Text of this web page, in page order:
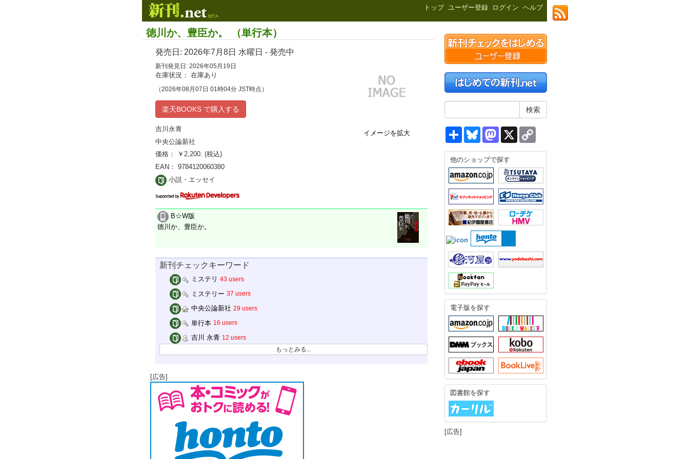
トップ ユーザー登録 ログイン ヘルプ
徳川か、豊臣か。 （単行本）
イメージを拡大
発売日: 2026年7月8日 水曜日 - 発売中
新刊発見日: 2026年05月19日
在庫状況： 在庫あり
（2026年08月07日 01時04分 JST時点）
楽天BOOKS で購入する
吉川永青
中央公論新社
価格： ￥2,200. (税込)
EAN： 9784120060380
小説・エッセイ
B☆W版
徳川か、豊臣か。
新刊チェックキーワード
ミステリ 43 users
ミステリー 37 users
中央公論新社 29 users
単行本 16 users
吉川 永青 12 users
もっとみる...
[広告]
共
有
BlueskyMastodon
X
他のショップで探す
電子版を探す
図書館を探す
[広告]